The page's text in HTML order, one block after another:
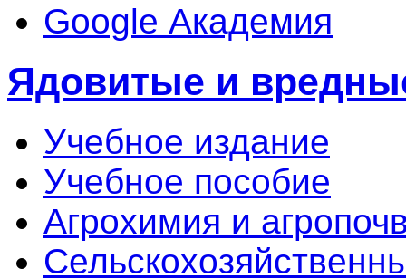
Google Академия
Ядовитые и
Учебное издание
Учебное пособие
Агрохимия и